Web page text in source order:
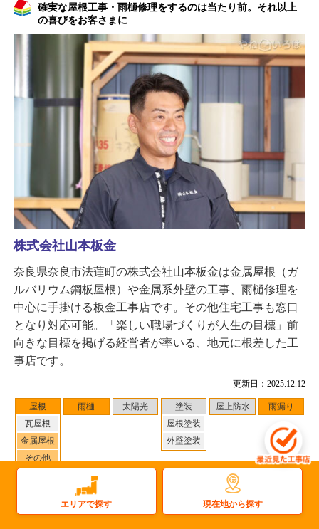
確実な屋根工事・雨樋修理をするのは当たり前。それ以上
の喜びをお客さまに
更新日：2025.12.12
屋根
瓦屋根
金属屋根
その他
雨樋 太陽光
塗装
屋根塗装
外壁塗装
屋上防水 雨漏り
：吉野郡黒滝村 周辺
施工事例数：
件
工事店住所：奈良県奈良市法蓮町
株式会社山本板金
奈良県奈良市法蓮町の株式会社山本板金は金属屋根（ガ
ルバリウム鋼板屋根）や金属系外壁の工事、雨樋修理を
中心に手掛ける板金工事店です。その他住宅工事も窓口
となり対応可能。「楽しい職場づくりが人生の目標」前
向きな目標を掲げる経営者が率いる、地元に根差した工
事店です。
エリアで探す 現在地から探す